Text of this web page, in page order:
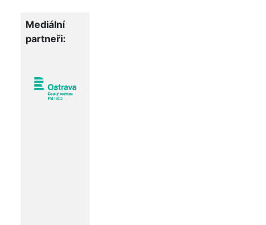
Mediální
partneři: